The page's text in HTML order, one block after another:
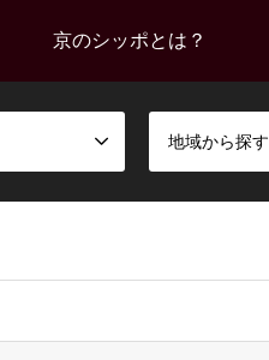
京のシッポとは？
地域から探す